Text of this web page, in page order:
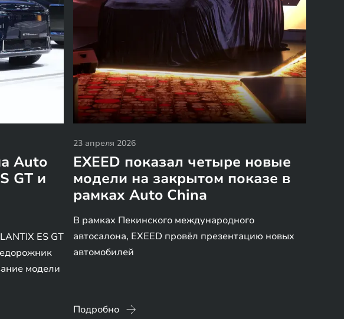
Auto
GT и
ES GT
модели
23 апреля 2026
EXEED показал четыре новые
модели на закрытом показе в
рамках Auto China
В рамках Пекинского международного
автосалона, EXEED провёл презентацию новых
автомобилей
Подробно